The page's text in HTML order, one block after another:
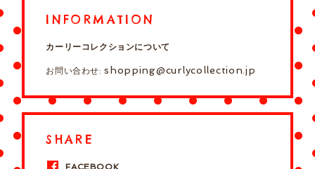
INFORMATION
カーリーコレクションについて
お問い合わせ:shopping@curlycollection.jp
SHARE
FACEBOOK